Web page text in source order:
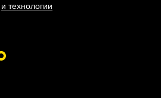
и технологии